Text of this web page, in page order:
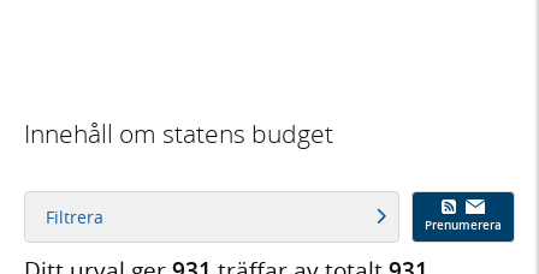
Innehåll om statens budget
Filtrera Prenumerera